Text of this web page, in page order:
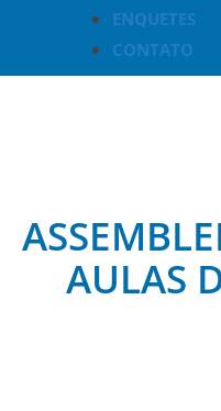
ENQUETES
CONTATO
AULAS